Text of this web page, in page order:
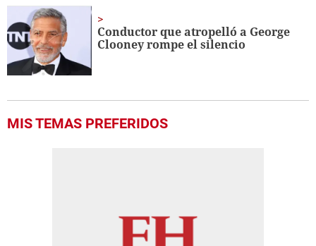
Conductor que atropelló a George
Clooney rompe el silencio
MIS TEMAS PREFERIDOS